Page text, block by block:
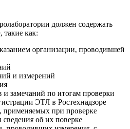
должен содержать
как:
организации, проводившей
и измерений
и замечаний по итогам проверки
ЭТЛ в Ростехнадзоре
применяемых при проверке
сведения об их поверке